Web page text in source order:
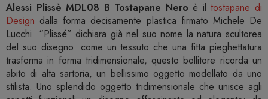
Alessi Plissè MDL08 B Tostapane Nero è iltostapane di
Design dalla forma decisamente plastica firmato Michele De
Lucchi. “Plissé” dichiara già nel suo nome la natura scultorea
del suo disegno: come un tessuto che una fitta pieghettatura
trasforma in forma tridimensionale, questo bollitore ricorda un
abito di alta sartoria, un bellissimo oggetto modellato da uno
stilista. Uno splendido oggetto tridimensionale che unisce agli